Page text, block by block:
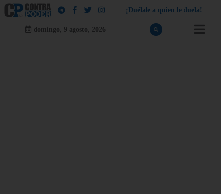
¡ Dué a e a quien e d ue a!
domingo, 9 agosto, 2026